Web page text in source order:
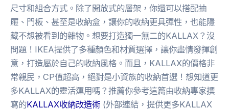
尺寸和組合方式。除了開放式的層架，你還可以搭配抽
屜、門板、甚至是收納盒，讓你的收納更具彈性，也能隱
藏不想被看到的雜物。想要打造獨一無二的KALLAX？沒
問題！IKEA提供了多種顏色和材質選擇，讓你盡情發揮創
意，打造屬於自己的收納風格。而且，KALLAX的價格非
常親民，CP值超高，絕對是小資族的收納首選！想知道更
多KALLAX的靈活運用嗎？推薦你參考這篇由收納專家撰
寫的KALLAX收納改造術 (外部連結，提供更多KALLAX